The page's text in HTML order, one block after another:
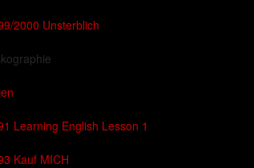
2000 Unsterblich
Learning English Lesson 1
Kauf MICH